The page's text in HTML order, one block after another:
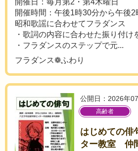
開催日：毎月第2・第4木曜日
開催時間：午後1時30分から午後2
昭和歌謡に合わせてフラダンス
・歌詞の内容に合わせた振り付け
・フラダンスのステップで元...
フラダンス❁ふわり
公開日：2026年
高齢者
はじめての
ター教室 仲